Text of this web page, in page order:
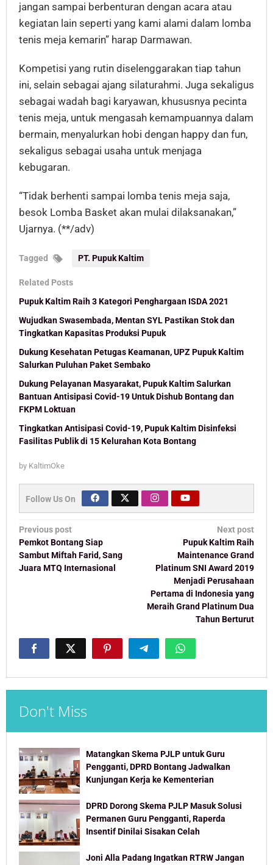
jangan sampai berbenturan dengan acara atau
kegiatan lain seperti yang kami alami dalam lomba
tenis meja kemarin” harap Darmawan.
Kompetisi yang rutin diselenggarakan tiap tahun
ini, selain sebagai ajang silaturahmi. Juga sekaligus
sebagai wadah bagi karyawan, khususnya pecinta
tenis meja, untuk mengasah kemampuannya dalam
bermain, menyalurkan hobi dengan happy dan fun,
sekaligus sebagai usaha untuk menjaga
kebugaran.
“Tidak berhenti sampai lomba tenis meja saja,
besok Lomba Basket akan mulai dilaksanakan,”
Ujarnya. (**/adv)
Tagged PT. Pupuk Kaltim
Related Posts
Pupuk Kaltim Raih 3 Kategori Penghargaan ISDA 2021
Wujudkan Swasembada, Mentan SYL Pastikan Stok dan
Tingkatkan Kapasitas Produksi Pupuk
Dukung Kesehatan Petugas Keamanan, UPZ Pupuk Kaltim
Salurkan Puluhan Paket Sembako
Dukung Pelayanan Masyarakat, Pupuk Kaltim Salurkan
Bantuan Antisipasi Covid-19 Untuk Dishub Bontang dan
FKPM Loktuan
Tingkatkan Antisipasi Covid-19, Pupuk Kaltim Disinfeksi
Fasilitas Publik di 15 Kelurahan Kota Bontang
by KaltimOke
Follow Us On
Post
navigation
Previous post
Pemkot Bontang Siap
Sambut Miftah Farid, Sang
Juara MTQ Internasional
Next post
Pupuk Kaltim Raih
Maintenance Grand
Platinum SNI Award 2019
Menjadi Perusahaan
Pertama di Indonesia yang
Meraih Grand Platinum Dua
Tahun Berturut
Don't Miss
Matangkan Skema PJLP untuk Guru
Pengganti, DPRD Bontang Jadwalkan
Kunjungan Kerja ke Kementerian
DPRD Dorong Skema PJLP Masuk Solusi
Permanen Guru Pengganti, Raperda
Insentif Dinilai Sisakan Celah
Joni Alla Padang Ingatkan RTRW Jangan